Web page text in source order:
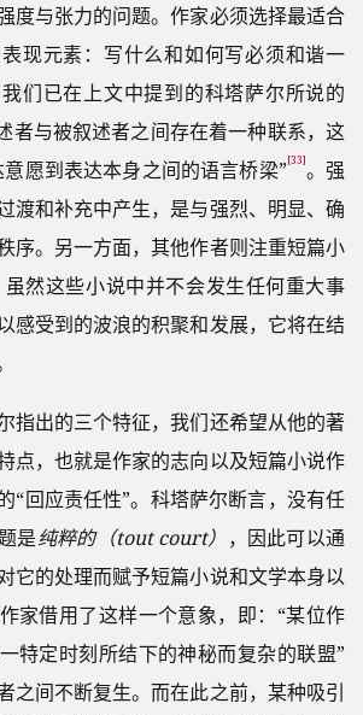
度与张力的问题。作家必须选择最适合
现元素：写什么和如何写必须和谐一
们已在上文中提到的科塔萨尔所说的
者与被叙述者之间存在着一种联系，这
愿到表达本身之间的语言桥梁”[33]。强
渡和补充中产生，是与强烈、明显、确
序。另一方面，其他作者则注重短篇小
虽然这些小说中并不会发生任何重大事
感受到的波浪的积聚和发展，它将在结
指出的三个特征，我们还希望从他的著
点，也就是作家的志向以及短篇小说作
“回应责任性”。科塔萨尔断言，没有任
是纯粹的（tout court） ，因此可以通
它的处理而赋予短篇小说和文学本身以
家借用了这样一个意象，即：“某位作
特定时刻所结下的神秘而复杂的联盟”
之间不断复生。而在此之前，某种吸引